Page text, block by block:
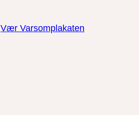
Vær Varsomplakaten